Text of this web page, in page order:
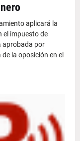
aplicará la
el impuesto de
aprobada por
la oposición en el